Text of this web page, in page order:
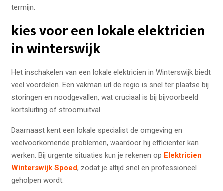
termijn.
kies voor een lokale elektricien
in winterswijk
Het inschakelen van een lokale elektricien in Winterswijk biedt
veel voordelen. Een vakman uit de regio is snel ter plaatse bij
storingen en noodgevallen, wat cruciaal is bij bijvoorbeeld
kortsluiting of stroomuitval.
Daarnaast kent een lokale specialist de omgeving en
veelvoorkomende problemen, waardoor hij efficiënter kan
werken. Bij urgente situaties kun je rekenen op Elektricien
Winterswijk Spoed, zodat je altijd snel en professioneel
geholpen wordt.